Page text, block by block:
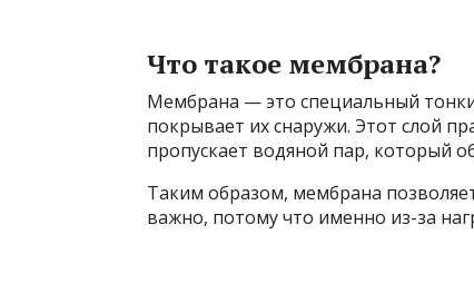
Что такое мембрана?
Мембрана — это специальный
покрывает их снаружи. Этот слой
пропускает водяной пар, который
Таким образом, мембрана
важно, потому что именно из-за